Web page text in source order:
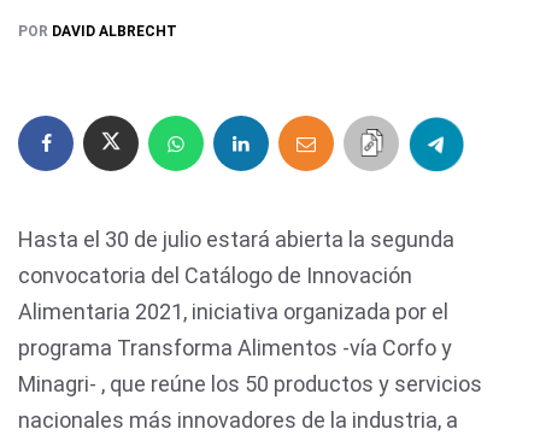
POR DAVID ALBRECHT
Hasta el 30 de julio estará abierta la segunda
convocatoria del Catálogo de Innovación
Alimentaria 2021, iniciativa organizada por el
programa Transforma Alimentos -vía Corfo y
Minagri- , que reúne los 50 productos y servicios
nacionales más innovadores de la industria, a